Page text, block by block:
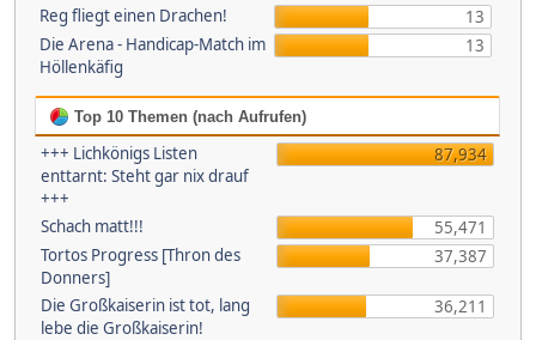
Reg fliegt einen Drachen!
13
Die Arena - Handicap-Match im
Höllenkäfig
13
Top 10 Themen (nach Aufrufen)
+++ Lichkönigs Listen
enttarnt: Steht gar nix drauf
+++
87,934
Schach matt!!!
55,471
Tortos Progress [Thron des
Donners]
37,387
Die Großkaiserin ist tot, lang
lebe die Großkaiserin!
36,211